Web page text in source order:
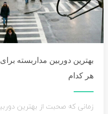
بهترین دوربین مداربسته
هر کدام
زمانی که صحبت از بهترین